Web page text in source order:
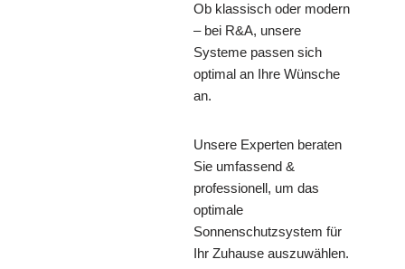
Ob klassisch oder modern
– bei R&A, unsere
Systeme passen sich
optimal an Ihre Wünsche
an.
Unsere Experten beraten
Sie umfassend &
professionell, um das
optimale
Sonnenschutzsystem für
Ihr Zuhause auszuwählen.